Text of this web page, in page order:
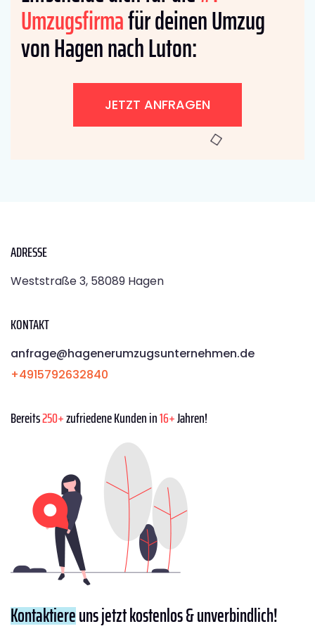
Umzugsfirmafür deinen Umzug
von Hagen nach Luton:
JETZT ANFRAGEN
ADRESSE
Weststraße 3, 58089 Hagen
KONTAKT
anfrage@hagenerumzugsunternehmen.de
+4915792632840
Bereits250+zufriedene Kunden in16+Jahren!
Kontaktiereuns jetzt kostenlos & unverbindlich!